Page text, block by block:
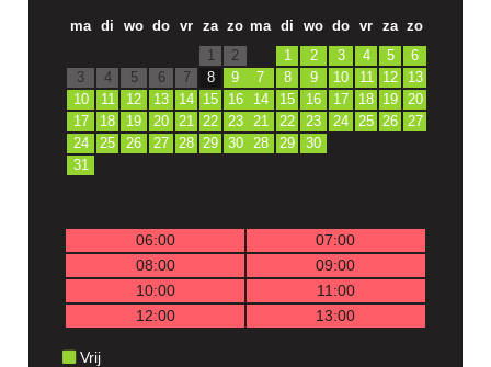
ma di wo do vr za zo
1
2
3
4 5 6 7 8
9
10
11 12 13 14 15
16
17
18 19 20 21 22
23
24
25 26 27 28 29
30
31
ma di wo do vr za zo
1
2 3 4 5
6
7
8 9 10 11 12
13
14
15 16 17 18 19
20
21
22 23 24 25 26
27
28
29 30
06:00
07:00
08:00
09:00
10:00
11:00
12:00
13:00
Vrij